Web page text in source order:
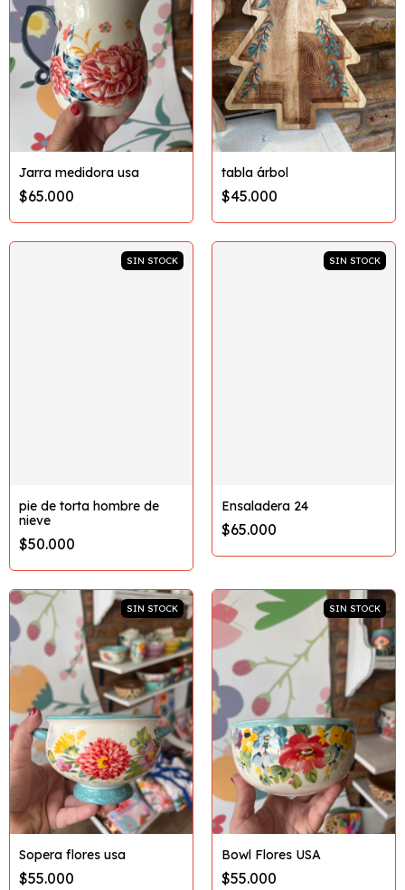
Jarra medidora usa
$65.000
tabla árbol
$45.000
SIN STOCK
pie de torta hombre de
nieve
$50.000
SIN STOCK
Ensaladera 24
$65.000
SIN STOCK
Sopera flores usa
$55.000
SIN STOCK
Bowl Flores USA
$55.000